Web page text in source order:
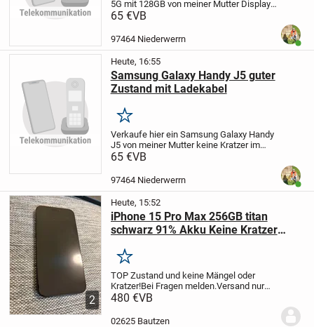
5G mit 128GB von meiner Mutter Display
ist Kratzer frei und hat noch eine Leder
also in einem sehr gepflegten Zustand
65 €VB
97464 Niederwerrn
Heute, 16:55
Samsung Galaxy Handy J5 guter
Zustand mit Ladekabel
Merken
Verkaufe hier ein Samsung Galaxy Handy
J5 von meiner Mutter keine Kratzer im
Display und sonst auch sehr gut erhalten
65 €VB
97464 Niederwerrn
2
Heute, 15:52
iPhone 15 Pro Max 256GB titan
schwarz 91% Akku Keine Kratzer
Merken
TOP Zustand und keine Mängel oder
Kratzer!Bei Fragen melden.Versand nur
durch Paypal Käuferschutz.
480 €VB
02625 Bautzen